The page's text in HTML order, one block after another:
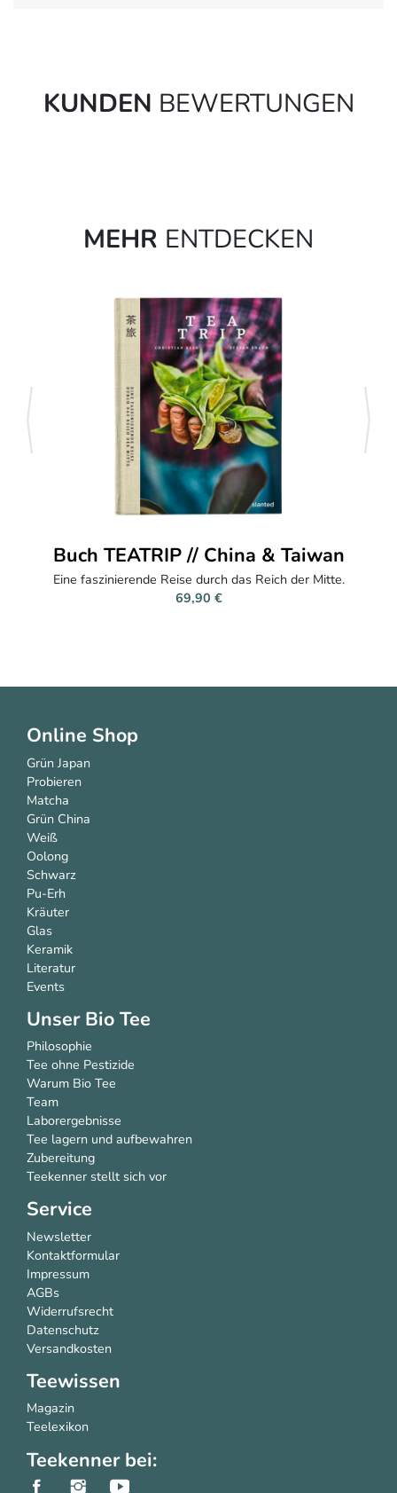
KUNDEN BEWERTUNGEN
MEHR ENTDECKEN
& Taiwan
Reich der Mitte.
Probierset -
Lerne vier meisterhafte
zurück
Online Shop
Grün Japan
Probieren
Matcha
Grün China
Weiß
Oolong
Schwarz
Pu-Erh
Kräuter
Glas
Keramik
Events
Unser Bio Tee
Philosophie
Tee ohne Pestizide
Warum Bio Tee
Team
Laborergebnisse
Tee lagern und aufbewahren
Teekenner stellt sich vor
Service
Newsletter
Kontaktformular
Impressum
AGBs
Widerrufsrecht
Versandkosten
Teewissen
Teelexikon